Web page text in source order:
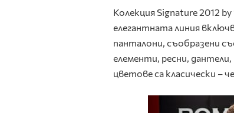
Колекция Signature 2012
елегантната линия
панталони, съобразени
елементи, ресни,
цветове са класически –